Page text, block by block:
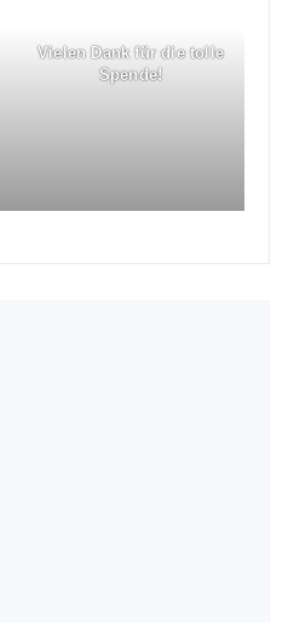
Vielen Dank für die tolle
Spende!